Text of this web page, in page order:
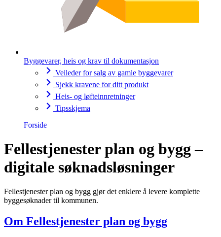
Byggevarer, heis og krav til dokumentasjon
Veileder for salg av gamle byggevarer
Sjekk kravene for ditt produkt
Heis- og løfteinnretninger
Tipsskjema
Forside
Fellestjenester plan og bygg –
digitale søknadsløsninger
Fellestjenester plan og bygg gjør det enklere å levere komplette
byggesøknader til kommunen.
Om Fellestjenester plan og bygg